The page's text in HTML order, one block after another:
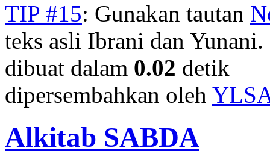
TIP #15: Gunakan tautan
teks asli Ibrani dan
dibuat dalam 0.02 detik
dipersembahkan oleh
Alkitab SABDA